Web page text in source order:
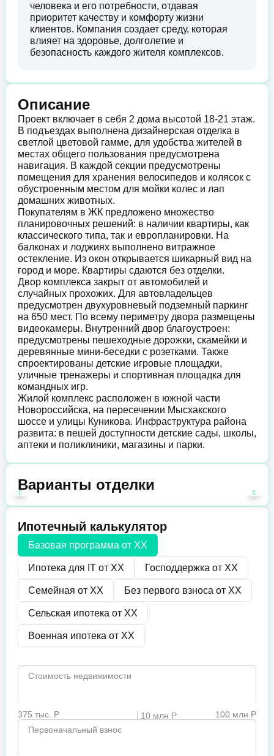
человека и его потребности, отдавая
приоритет качеству и комфорту жизни
клиентов. Компания создает среду, которая
влияет на здоровье, долголетие и
безопасность каждого жителя комплексов.
Описание
Проект включает в себя 2 дома высотой 18-21 этаж.
В подъездах выполнена дизайнерская отделка в
светлой цветовой гамме, для удобства жителей в
местах общего пользования предусмотрена
навигация. В каждой секции предусмотрены
помещения для хранения велосипедов и колясок с
обустроенным местом для мойки колес и лап
домашних животных.
Покупателям в ЖК предложено множество
планировочных решений: в наличии квартиры, как
классического типа, так и европланировки. На
балконах и лоджиях выполнено витражное
остекление. Из окон открывается шикарный вид на
город и море. Квартиры сдаются без отделки.
Двор комплекса закрыт от автомобилей и
случайных прохожих. Для автовладельцев
предусмотрен двухуровневый подземный паркинг
на 650 мест. По всему периметру двора размещены
видеокамеры. Внутренний двор благоустроен:
предусмотрены пешеходные дорожки, скамейки и
деревянные мини-беседки с розетками. Также
спроектированы детские игровые площадки,
уличные тренажеры и спортивная площадка для
командных игр.
Жилой комплекс расположен в южной части
Новороссийска, на пересечении Мысхакского
шоссе и улицы Куникова. Инфраструктура района
развита: в пешей доступности детские сады, школы,
аптеки и поликлиники, магазины и парки.
Варианты отделки
Ипотечный калькулятор
Базовая программа от XX
Ипотека для IT от XX Господдержка от XX
Семейная от XX Без первого взноса от XX
Сельская ипотека от XX
Военная ипотека от XX
Стоимость недвижимости
375 тыс. Р 10 млн Р
100 млн Р
Первоначальный взнос